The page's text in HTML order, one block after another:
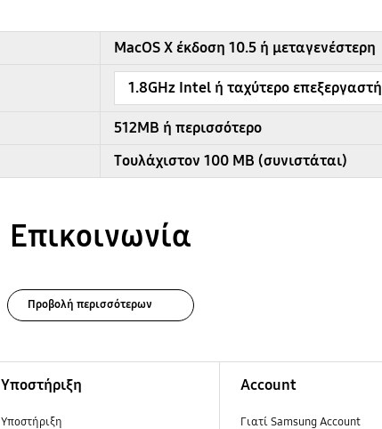
MacOS X έκδοση 10.5 ή ​​μεταγενέστερη
1.8GHz Intel ή ταχύτερο επεξεργαστή
512MB ή περισσότερο
Τουλάχιστον 100 MB (συνιστάται)
Επικοινωνία
Προβολή περισσότερων
Υποστήριξη
Υποστήριξη
Account
Γιατί Samsung Account